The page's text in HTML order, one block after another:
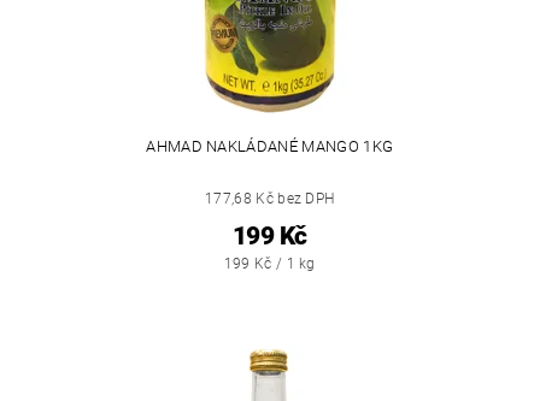
AHMAD NAKLÁDANÉ MANGO 1KG
177,68 Kč bez DPH
199 Kč
199 Kč / 1 kg